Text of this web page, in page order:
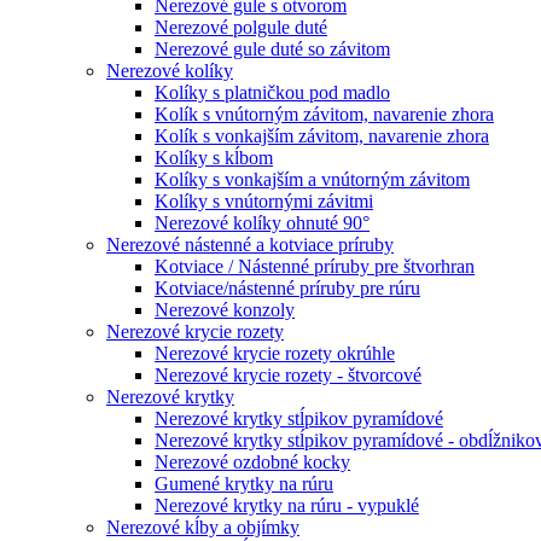
Nerezové gule s otvorom
Nerezové polgule duté
Nerezové gule duté so závitom
Nerezové kolíky
Kolíky s platničkou pod madlo
Kolík s vnútorným závitom, navarenie zhora
Kolík s vonkajším závitom, navarenie zhora
Kolíky s kĺbom
Kolíky s vonkajším a vnútorným závitom
Kolíky s vnútornými závitmi
Nerezové kolíky ohnuté 90°
Nerezové nástenné a kotviace príruby
Kotviace / Nástenné príruby pre štvorhran
Kotviace/nástenné príruby pre rúru
Nerezové konzoly
Nerezové krycie rozety
Nerezové krycie rozety okrúhle
Nerezové krycie rozety - štvorcové
Nerezové krytky
Nerezové krytky stĺpikov pyramídové
Nerezové krytky stĺpikov pyramídové -
Nerezové ozdobné kocky
Gumené krytky na rúru
Nerezové krytky na rúru - vypuklé
Nerezové kĺby a objímky